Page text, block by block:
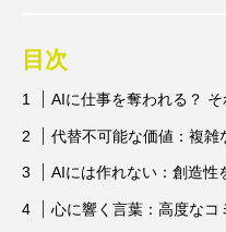
目次
AIに仕事を奪われる？
代替不可能な価値：複雑
AIには作れない：創造性
心に響く言葉：高度な